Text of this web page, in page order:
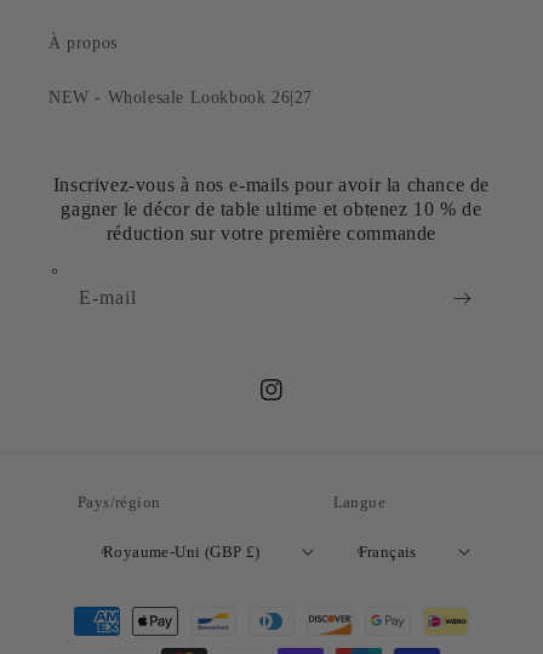
À propos
NEW - Wholesale Lookbook 26|27
Inscrivez-vous à nos e-mails pour avoir la chance de
gagner le décor de table ultime et obtenez 10 % de
réduction sur votre première commande
E-mail
Instagram
Pays/région
Royaume-Uni (GBP £)
Langue
Français
Moyens